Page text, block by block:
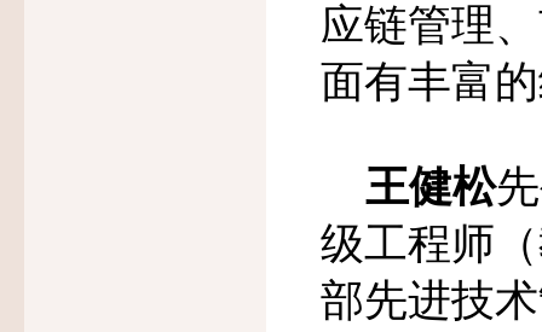
应链管理
面有丰富
王健松
级工程师
部先进技